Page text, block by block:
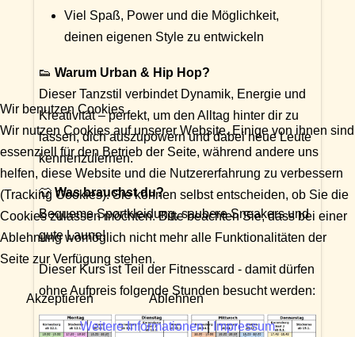
Viel Spaß, Power und die Möglichkeit,
deinen eigenen Style zu entwickeln
👟 Warum Urban & Hip Hop?
Dieser Tanzstil verbindet Dynamik, Energie und
Kreativität – perfekt, um den Alltag hinter dir zu
lassen, dich auszupowern und dabei neue Leute
kennenzulernen.
👕 Was brauchst du?
Bequeme Sportkleidung, saubere Sneakers und
gute Laune!
Dieser Kurs ist Teil der Fitnesscard - damit dürfen
ohne Aufpreis folgende Stunden besucht werden:
Wir benutzen Cookies
Wir nutzen Cookies auf unserer Website. Einige von ihnen sind
essenziell für den Betrieb der Seite, während andere uns
helfen, diese Website und die Nutzererfahrung zu verbessern
(Tracking Cookies). Sie können selbst entscheiden, ob Sie die
Cookies zulassen möchten. Bitte beachten Sie, dass bei einer
Ablehnung womöglich nicht mehr alle Funktionalitäten der
Seite zur Verfügung stehen.
Akzeptieren Ablehnen
Weitere Informationen| Impressum